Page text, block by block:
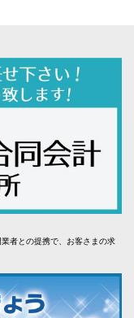
者との提携で、お客さまの求